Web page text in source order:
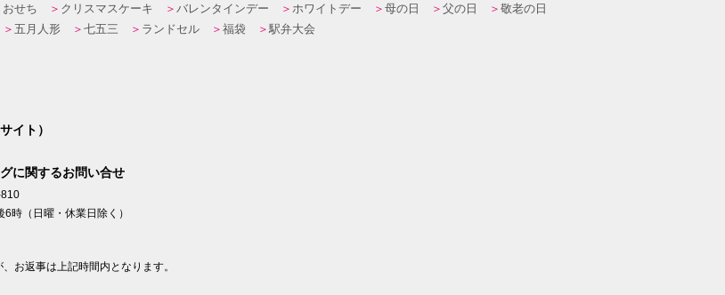
おせち クリスマスケーキ バレンタインデー ホワイトデー 母の日 父の日
敬老の日
五月人形 七五三 ランドセル 福袋 駅弁大会
イト）
に関するお問い合せ
時（日曜・休業日除く）
お返事は上記時間内となります。